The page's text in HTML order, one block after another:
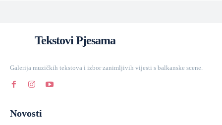
Tekstovi Pjesama
Galerija muzičkih tekstova i izbor zanimljivih vijesti s balkanske scene.
Novosti